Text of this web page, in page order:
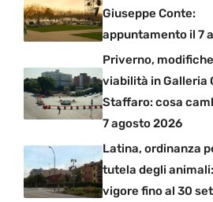
Giuseppe Conte:
appuntamento il 7
Priverno,
viabilità in Galleria
Staffaro: cosa
7 agosto 2026
Latina, ordinanza
tutela degli
vigore fino al 30